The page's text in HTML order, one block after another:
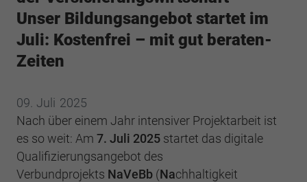
Unser Bildungsangebot startet im
Juli: Kostenfrei – mit gut beraten-
Zeiten
09. Juli 2025
Nach über einem Jahr intensiver Projektarbeit ist
es so weit: Am 7. Juli 2025startet das digitale
Qualifizierungsangebot des
Verbundprojekts NaVeBb(Nachhaltigkeit
Zweck
Dieses Cookie wird verwendet, um Ihre
Cookie-Einstellungen für diese Website zu
Name
Laufzeit 1 Jahr
Google Analytics
Laufzeit
Zweck
Besucher die Website nutzt, zu generieren.
Name _ga_#